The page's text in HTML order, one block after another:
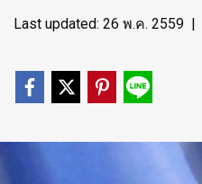
Last updated: 26 พ.ค. 2559 |